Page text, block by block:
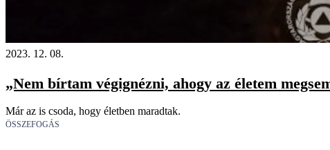
2023. 12. 08.
„Nem bírtam végignézni, ahogy az életem
Már az is csoda, hogy életben maradtak.
ÖSSZEFOGÁS